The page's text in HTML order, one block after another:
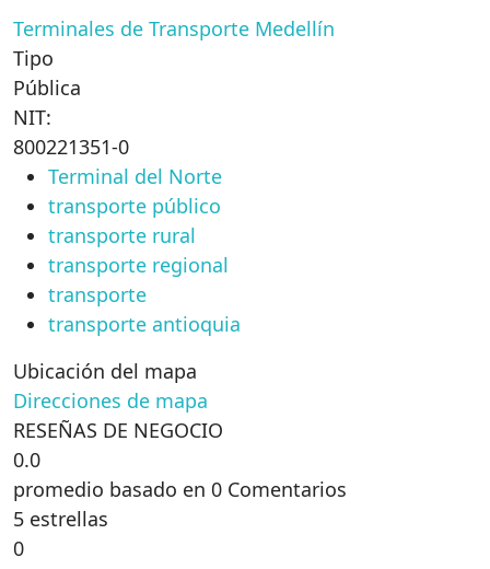
Terminales de Transporte Medellín
Tipo
Pública
NIT:
800221351-0
Terminal del Norte
transporte público
transporte rural
transporte regional
transporte
transporte antioquia
Ubicación del mapa
Direcciones de mapa
RESEÑAS DE NEGOCIO
0.0
promedio basado en 0 Comentarios
5 estrellas
0